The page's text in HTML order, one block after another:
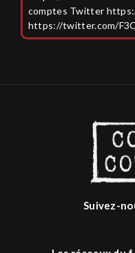
comptes Twitter
https://twitter.com/
Suivez-